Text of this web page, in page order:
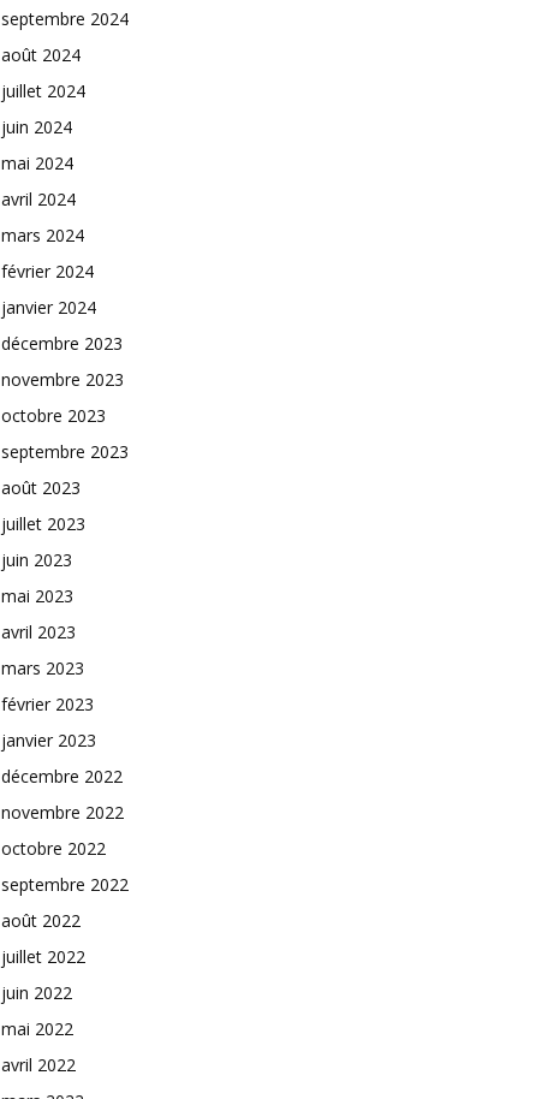
septembre 2024
août 2024
juillet 2024
juin 2024
mai 2024
avril 2024
mars 2024
février 2024
janvier 2024
décembre 2023
novembre 2023
octobre 2023
septembre 2023
août 2023
juillet 2023
juin 2023
mai 2023
avril 2023
mars 2023
février 2023
janvier 2023
décembre 2022
novembre 2022
octobre 2022
septembre 2022
août 2022
juillet 2022
juin 2022
mai 2022
avril 2022